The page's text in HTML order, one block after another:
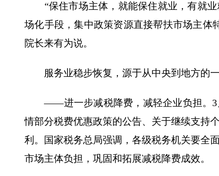
“保住市场主体，就能保住就业，有就业
场化手段，集中政策资源直接帮扶市场主体
院长来有为说。
服务业稳步恢复，源于从中央到地方的
——进一步减税降费，减轻企业负担。3
情部分税费优惠政策的公告、关于继续支持
利。国家税务总局强调，各级税务机关要全
市场主体负担，巩固和拓展减税降费成效。